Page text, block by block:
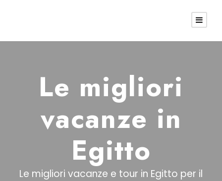
Le migliori
vacanze in
Egitto
Le migliori vacanze e tour in Egitto per il